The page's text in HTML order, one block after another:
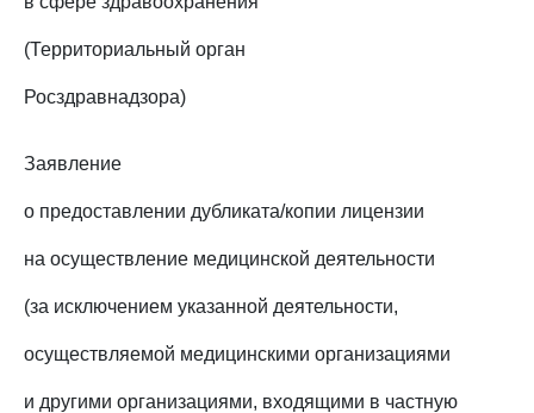
(Территориальный орган
Росздравнадзора)
Заявление
о предоставлении дубликата/копии лицензии
на осуществление медицинской деятельности
(за исключением указанной деятельности,
осуществляемой медицинскими организациями
и другими организациями, входящими в частную